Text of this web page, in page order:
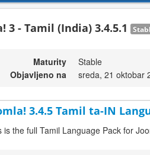
3 - Tamil (India) 3.4.5.1
Maturity
Stable
Objavljeno na
sreda, 21 oktobar
3.4.5 Tamil ta-IN
is the full Tamil Language Pack for